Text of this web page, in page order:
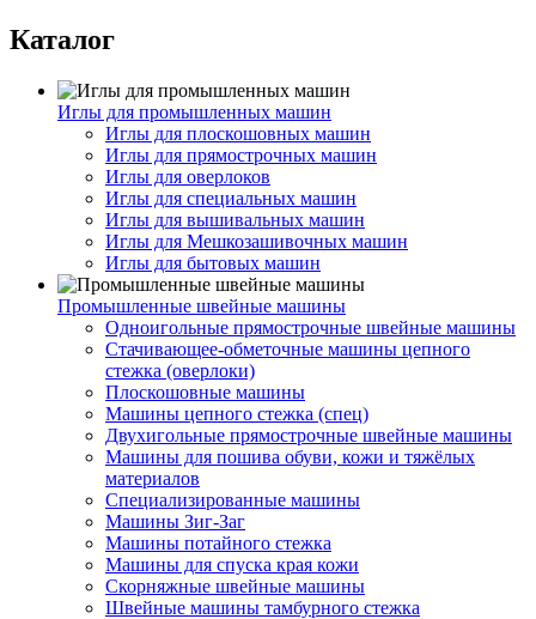
Каталог
Иглы для промышленных машин
Иглы для плоскошовных машин
Иглы для прямострочных машин
Иглы для оверлоков
Иглы для специальных машин
Иглы для вышивальных машин
Иглы для Мешкозашивочных машин
Иглы для бытовых машин
Промышленные швейные машины
Одноигольные прямострочные швейные машины
Стачивающее-обметочные машины цепного
стежка (оверлоки)
Плоскошовные машины
Машины цепного стежка (спец)
Двухигольные прямострочные швейные машины
Машины для пошива обуви, кожи и тяжёлых
материалов
Специализированные машины
Машины Зиг-Заг
Машины потайного стежка
Машины для спуска края кожи
Скорняжные швейные машины
Швейные машины тамбурного стежка